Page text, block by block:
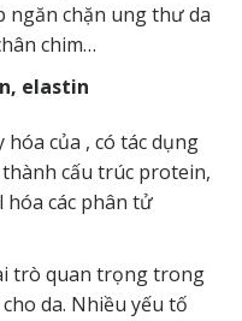
chặn ung thư da
chim…
elastin
của , có tác dụng
cấu trúc protein,
các phân tử
trò quan trọng trong
da. Nhiều yếu tố